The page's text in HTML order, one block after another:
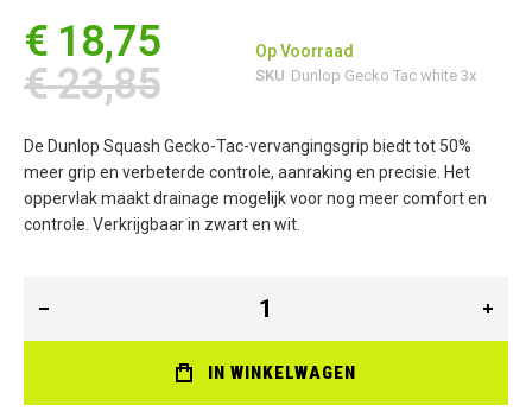
€ 18,75
€ 23,85
Op Voorraad
SKU Dunlop Gecko Tac white 3x
De Dunlop Squash Gecko-Tac-vervangingsgrip biedt tot 50%
meer grip en verbeterde controle, aanraking en precisie. Het
oppervlak maakt drainage mogelijk voor nog meer comfort en
controle. Verkrijgbaar in zwart en wit.
IN WINKELWAGEN